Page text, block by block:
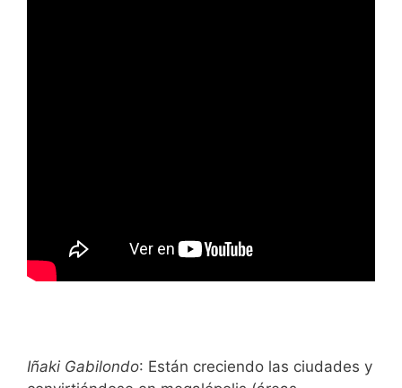
Iñaki Gabilondo: Están creciendo las ciudades y